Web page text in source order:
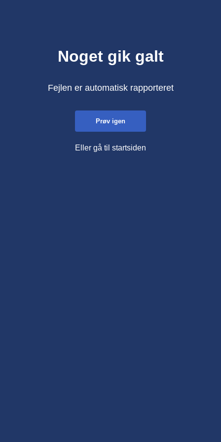
Noget gik galt
Fejlen er automatisk rapporteret
Prøv igen
Eller gå til startsiden